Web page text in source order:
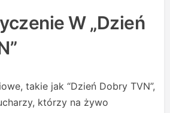
W „Dzień
takie jak “Dzień Dobry TVN”,
którzy na żywo